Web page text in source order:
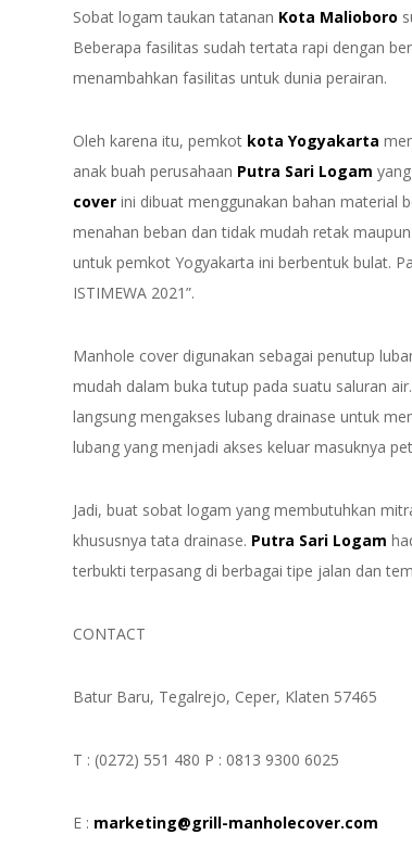
Sobat logam taukan tatanan Kota Malioboro
Beberapa fasilitas sudah tertata rapi dengan
menambahkan fasilitas untuk dunia perairan.
Oleh karena itu, pemkot kota Yogyakarta
anak buah perusahaan Putra Sari Logam
cover ini dibuat menggunakan bahan material
menahan beban dan tidak mudah retak
untuk pemkot Yogyakarta ini berbentuk bulat.
ISTIMEWA 2021”.
Manhole cover digunakan sebagai penutup
mudah dalam buka tutup pada suatu saluran
langsung mengakses lubang drainase untuk
lubang yang menjadi akses keluar masuknya
Jadi, buat sobat logam yang membutuhkan
khususnya tata drainase. Putra Sari Logam
terbukti terpasang di berbagai tipe jalan dan
CONTACT
Batur Baru, Tegalrejo, Ceper, Klaten 57465
T : (0272) 551 480 P : 0813 9300 6025
E : marketing@grill-manholecover.com